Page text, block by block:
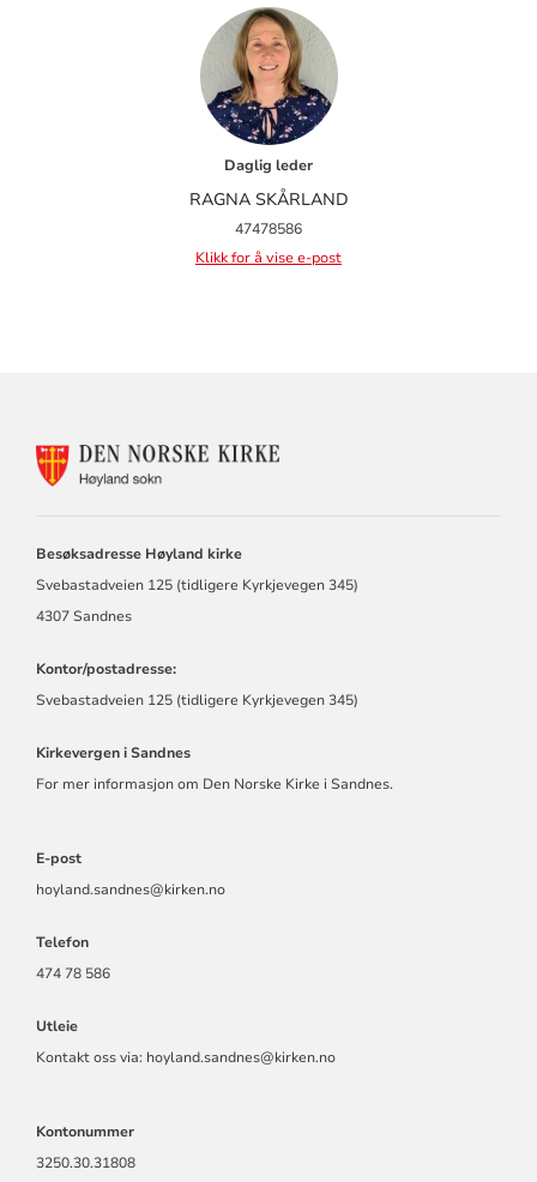
Daglig leder
RAGNA SKÅRLAND
47478586
Klikk for å vise e-post
Besøksadresse Høyland kirke
Svebastadveien 125 (tidligere Kyrkjevegen 345)
4307 Sandnes
Kontor/postadresse:
Svebastadveien 125 (tidligere Kyrkjevegen 345)
Kirkevergen i Sandnes
For mer informasjon om Den Norske Kirke i Sandnes.
E-post
hoyland.sandnes@kirken.no
Telefon
474 78 586
Utleie
Kontakt oss via: hoyland.sandnes@kirken.no
Kontonummer
3250.30.31808